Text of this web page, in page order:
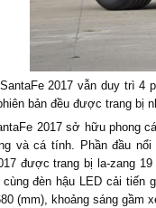
2017 vẫn duy trì 4
bản đều được trang bị
2017 sở hữu phong
và cá tính. Phần đầu
được trang bị la-zang
cùng đèn hậu LED cải
(mm), khoảng sáng gầm